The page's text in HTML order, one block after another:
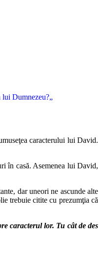
lui Dumnezeu?„
caracterului lui David.
în casă. Asemenea lui David,
dar uneori ne ascunde alte
trebuie citite cu prezumţia că
caracterul lor. Tu cât de des